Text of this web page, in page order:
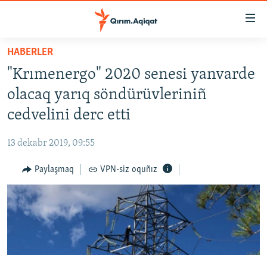
Esas
qaytmaq
Baş
navigatsiyağa
qaytmaq
Qıdıruvğa
HABERLER
SİYASET
İQTİSADİYAT
MEDENİYET
İNSAN AQLARI
VİDEO
SÜRET
HABERLER
"Krımenergo" 2020 senesi yanvarde
olacaq yarıq söndürüvleriniñ
cedvelini derc etti
13 dekabr 2019, 09:55
Paylaşmaq VPN-siz oquñız